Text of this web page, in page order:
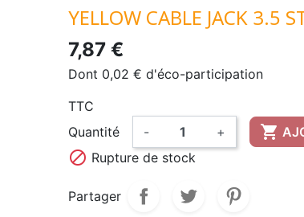
YELLOW CABLE JACK 3.5
7,87 €
Dont 0,02 € d'éco-participation
TTC
Quantité
- + 
 Rupture de stock
Partager